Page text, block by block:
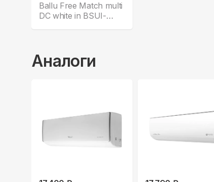
Ballu Free Match multi
DC white in BSUI-
Аналоги